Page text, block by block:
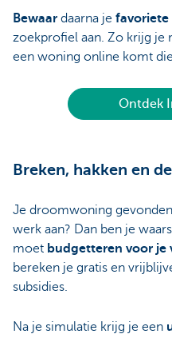
Bewaar daarna je favoriete
zoekprofiel aan. Zo krijg je
een woning online komt
Ontdek
Breken, hakken en
Je droomwoning
werk aan? Dan ben je
moet budgetteren voor je
bereken je gratis en
subsidies.
Na je simulatie krijg je een